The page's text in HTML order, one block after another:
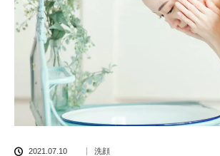
2021.07.10 洗顔